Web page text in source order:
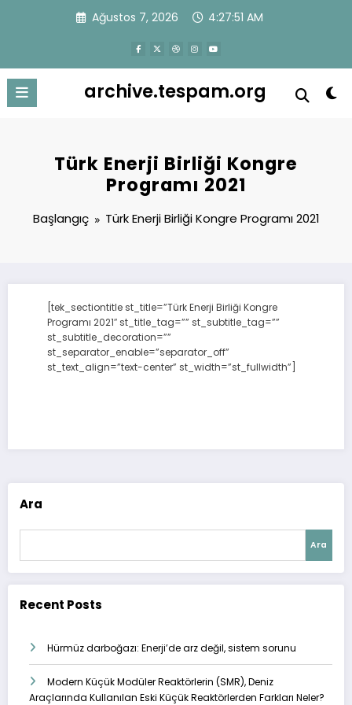
Ağustos 7, 2026 4:27:51 AM
archive.tespam.org
Türk Enerji Birliği Kongre
Programı 2021
Başlangıç Türk Enerji Birliği Kongre Programı 2021
[tek_sectiontitle st_title=”Türk Enerji Birliği Kongre
Programı 2021″ st_title_tag=”” st_subtitle_tag=””
st_subtitle_decoration=””
st_separator_enable=”separator_off”
st_text_align=”text-center” st_width=”st_fullwidth”]
Ara
Ara
Recent Posts
Hürmüz darboğazı: Enerji’de arz değil, sistem sorunu
Modern Küçük Modüler Reaktörlerin (SMR), Deniz
Araçlarında Kullanılan Eski Küçük Reaktörlerden Farkları Neler?